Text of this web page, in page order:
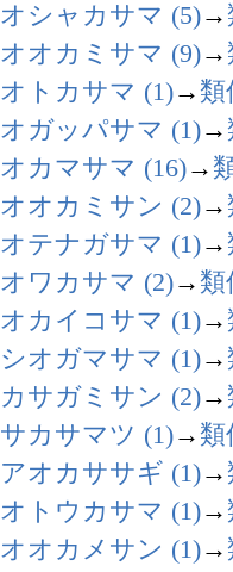
オシャカサマ (5)→
オオカミサマ (9)→
オトカサマ (1)→ 類
オガッパサマ (1)→
オカマサマ (16)→
オオカミサン (2)→
オテナガサマ (1)→
オワカサマ (2)→ 類
オカイコサマ (1)→
シオガマサマ (1)→
カサガミサン (2)→
サカサマツ (1)→ 類
アオカササギ (1)→
オトウカサマ (1)→
オオカメサン (1)→